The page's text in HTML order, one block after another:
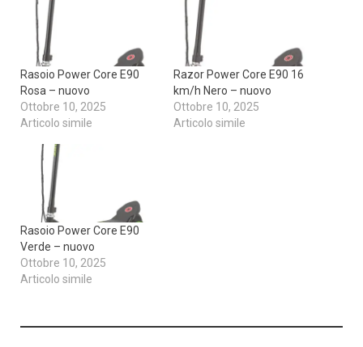
Rasoio Power Core E90
Rosa – nuovo
Ottobre 10, 2025
Articolo simile
Razor Power Core E90 16
km/h Nero – nuovo
Ottobre 10, 2025
Articolo simile
Rasoio Power Core E90
Verde – nuovo
Ottobre 10, 2025
Articolo simile